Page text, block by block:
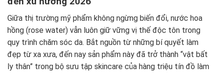
Giữa thị trường mỹ phẩm không ngừng biến đổi, nước hoa
hồng (rose water) vẫn luôn giữ vững vị thế độc tôn trong
quy trình chăm sóc da. Bắt nguồn từ những bí quyết làm
đẹp từ xa xưa, đến nay sản phẩm này đã trở thành “vật bất
ly thân” trong bộ sưu tập skincare của hàng triệu tín đồ làm